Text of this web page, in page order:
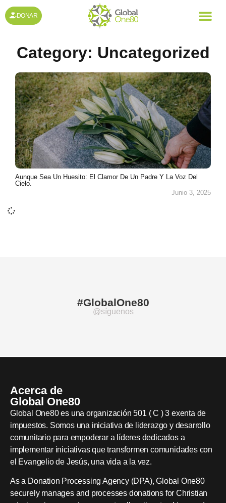
DONAR
Category: Uncategorized
Aunque Sea Un Huesito: El Clamor De Un Padre Y La Voz Del
Cielo.
Junio 3, 2025
#GlobalOne80
@síguenos
Acerca de
Global One80
Global One80 es una organización 501 ( C ) 3 exenta de
impuestos. Somos una iniciativa de liderazgo y desarrollo
comunitario para empoderar a líderes dedicados a
implementar iniciativas que transformen comunidades con
el Evangelio de Jesús, una vida a la vez.
As a Donation Processing Agency (DPA), Global One80
securely manages and processes donations for Christian